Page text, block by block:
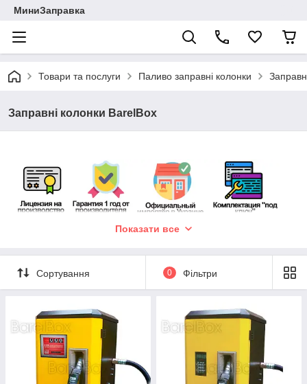
МиниЗаправка
Товари та послуги Паливо заправні колонки
Заправні колонки BarelВox
Показати все
Сортування 0 Фільтри